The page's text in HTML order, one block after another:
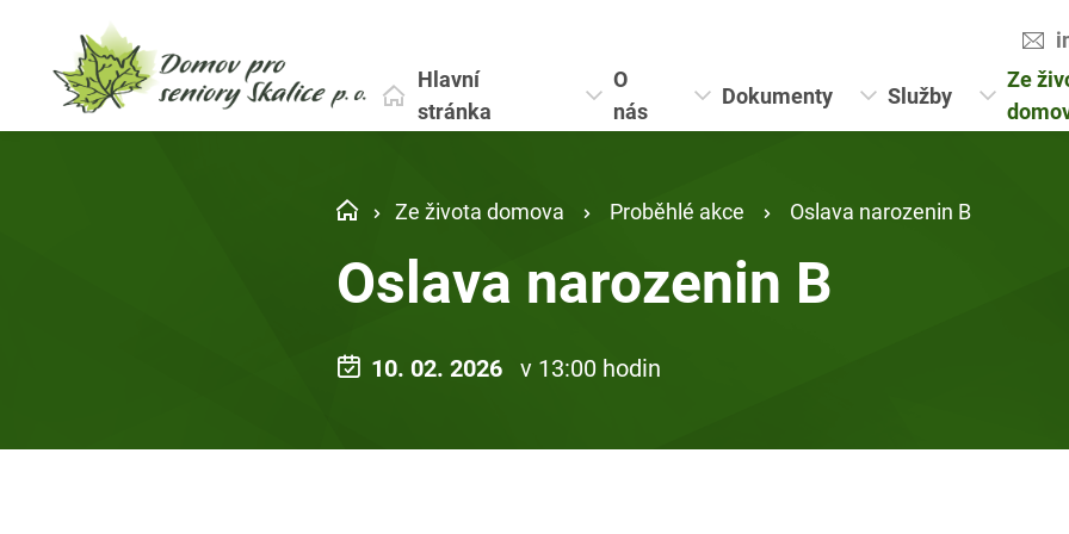
Hlavní
stránka
O
nás
Dokumenty Služby
Ze
Ze života domova Proběhlé akce Oslava narozenin B
Oslava narozenin B
10. 02. 2026 v 13:00 hodin